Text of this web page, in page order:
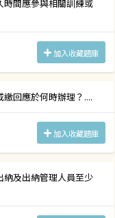
時間應參與相關訓練或
加入收藏題庫
回應於何時辦理？....
加入收藏題庫
納及出納管理人員至少